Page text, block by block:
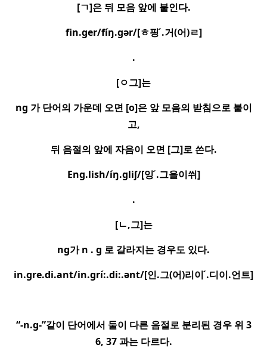
[ㄱ]은 뒤 모음 앞에 붙인다.
fin.ger/fíŋ.gər/[ㅎ핑.거(어)ㄹ]
.
[ㅇ그]는
ng 가 단어의 가운데 오면 [o]은 앞 모음의 받침으로 붙이
고,
뒤 음절의 앞에 자음이 오면 [그]로 쓴다.
Eng.lish/íŋ.gliʃ/[잉.그을이쒸]
.
[ㄴ,그]는
ng가n . g 로 갈라지는 경우도 있다.
in.gre.di.ant/in.gri:.di:.ənt/[인.그(어)리이.디이.언트]
“-n.g-”같이 단어에서 둘이 다른 음절로 분리된 경우 위 3
6, 37과는 다르다.